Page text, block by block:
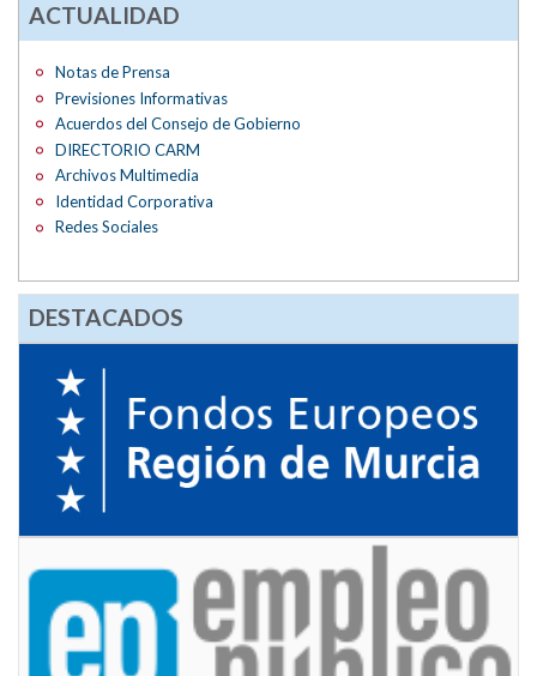
ACTUALIDAD
Notas de Prensa
Previsiones Informativas
Acuerdos del Consejo de Gobierno
DIRECTORIO CARM
Archivos Multimedia
Identidad Corporativa
Redes Sociales
DESTACADOS